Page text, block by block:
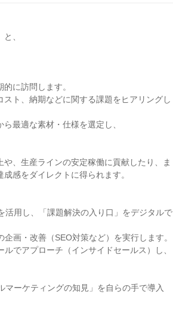
、
に訪問します。
ト、納期などに関する課題をヒアリングし
最適な素材・仕様を選定し、
、生産ラインの安定稼働に貢献したり、ま
感をダイレクトに得られます。
活用し、「課題解決の入り口」をデジタルで
画・改善（SEO対策など）を実行します。
でアプローチ（インサイドセールス）し、
ーケティングの知見」を自らの手で導入